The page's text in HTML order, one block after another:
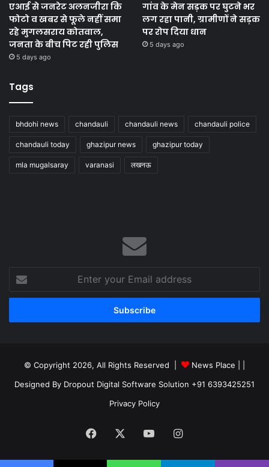
एआई से जनरेट अलनजीरा कि
फोटो व खबर से फूले नहीं समा
रहे मुगलसराय कोतवाल,
जनता के बीच पिट रही पुलिस
5 days ago
गांव के मेन सड़क पर घुटने भर
लग रहा पानी, ग्रामीणों ने सड़क
पर रोप दिया धान
5 days ago
Tags
bhdohi news chandauli chandauli news chandauli police
chandauli today ghazipur news ghazipur today
mla mugalsaray varanasi लखनऊ
your
Email
© Copyright 2026, All Rights Reserved | News Place |
Designed By Dropout Digital Software Solution +91 6393425251
Privacy Policy
Facebook YouTubeInstagram